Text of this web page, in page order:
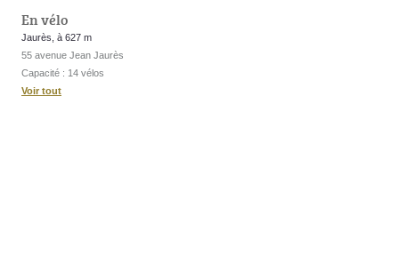
En vélo
Jaurès, à 627 m
55 avenue Jean Jaurès
Capacité : 14 vélos
Voir tout